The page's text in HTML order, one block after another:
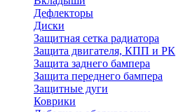
Дефлекторы
Диски
Защитная сетка радиатора
Защита двигателя, КПП и РК
Защита заднего бампера
Защита переднего бампера
Защитные дуги
Коврики